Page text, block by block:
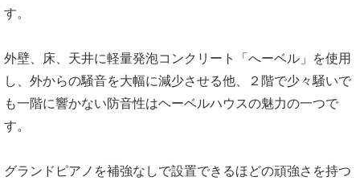
す。
外壁、床、天井に軽量発泡コンクリート「へーベル」を使用
し、外からの騒音を大幅に減少させる他、２階で少々騒いで
も一階に響かない防音性はヘーベルハウスの魅力の一つで
す。
グランドピアノを補強なしで設置できるほどの頑強さを持つ